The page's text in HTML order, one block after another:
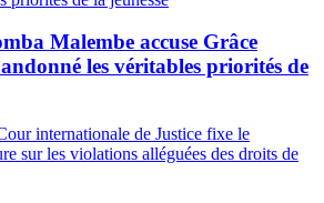
Malembe accuse Grâce
les véritables priorités de